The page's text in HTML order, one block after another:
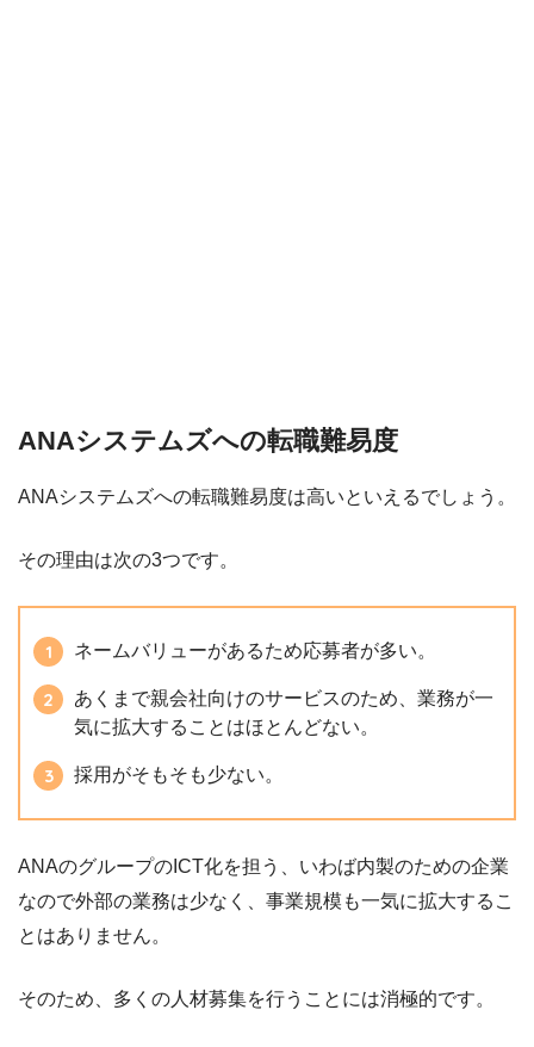
ANAシステムズへの転職難易度
ANAシステムズへの転職難易度は高いといえるでしょう。
その理由は次の3つです。
ネームバリューがあるため応募者が多い。
あくまで親会社向けのサービスのため、業務が一
気に拡大することはほとんどない。
採用がそもそも少ない。
ANAのグループのICT化を担う、いわば内製のための企業
なので外部の業務は少なく、事業規模も一気に拡大するこ
とはありません。
そのため、多くの人材募集を行うことには消極的です。